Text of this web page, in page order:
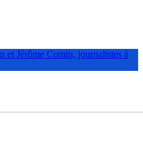
et Jérôme Comin, journalistes à